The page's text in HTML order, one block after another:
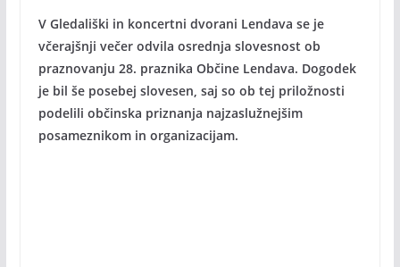
V Gledališki in koncertni dvorani Lendava se je
včerajšnji večer odvila osrednja slovesnost ob
praznovanju 28. praznika Občine Lendava. Dogodek
je bil še posebej slovesen, saj so ob tej priložnosti
podelili občinska priznanja najzaslužnejšim
posameznikom in organizacijam.